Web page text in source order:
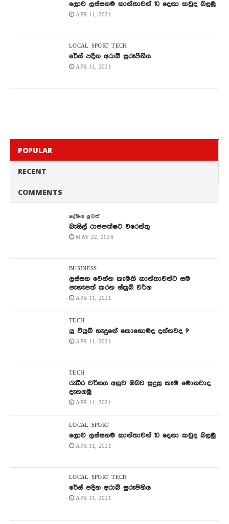
ලොව ලස්සනම කාන්තාවන් 10 දෙනා කවුද බලමු
APR 11, 2021
LOCAL SPORT TECH
රේස් පදින අරාබි සුරූපිනිය
APR 11, 2021
POPULAR
RECENT
COMMENTS
දේශිය පුවත්
බැසිල් රාජපක්ෂට වරෙන්තු
MAY 22, 2026
BUSINESS
ලස්සන වෙන්න කැමති කාන්තාවන්ට සම
පැහැපත් කරන ස්ක්‍රබ් වර්ග
APR 11, 2021
TECH
යු ටියුබ් හැදුනේ කොහොමද දන්නවද ?
APR 11, 2021
TECH
රුධිර වර්ගය අනුව ඔබට සුදුසු කෑම මොනවාද
දැනගමු
APR 11, 2021
LOCAL SPORT
ලොව ලස්සනම කාන්තාවන් 10 දෙනා කවුද බලමු
APR 11, 2021
LOCAL SPORT TECH
රේස් පදින අරාබි සුරූපිනිය
APR 11, 2021